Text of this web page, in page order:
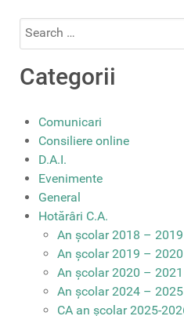
Search
Categorii
Comunicari
Consiliere online
D.A.I.
Evenimente
General
Hotărâri C.A.
An școlar 2018 – 2019
An școlar 2019 – 2020
An școlar 2020 – 2021
An școlar 2024 – 2025
CA an școlar 2025-